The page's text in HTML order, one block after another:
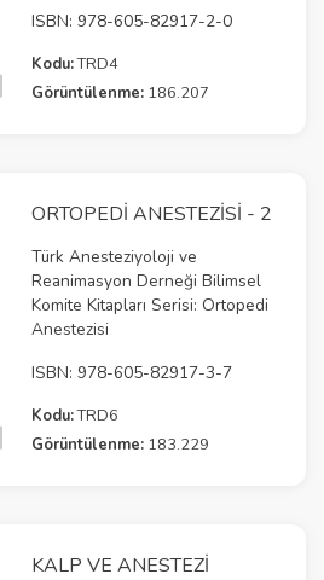
ISBN: 978-605-82917-2-0
Kodu:TRD4
Görüntülenme: 186.207
ORTOPEDI ANESTEZISI - 2
Türk Anesteziyoloji ve
Reanimasyon Derneği Bilimsel
Komite Kitapları Serisi: Ortopedi
Anestezisi
ISBN: 978-605-82917-3-7
Kodu:TRD6
Görüntülenme: 183.229
KALP VE ANESTEZI